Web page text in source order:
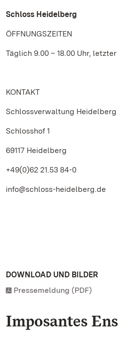
Schloss Heidelberg
ÖFFNUNGSZEITEN
Täglich 9.00 – 18.00 Uhr,
KONTAKT
Schlossverwaltung Heidelberg
Schlosshof 1
69117 Heidelberg
+49(0)62 21.53 84-0
info@schloss-heidelberg.de
DOWNLOAD UND BILDER
Pressemeldung (PDF)
Imposantes